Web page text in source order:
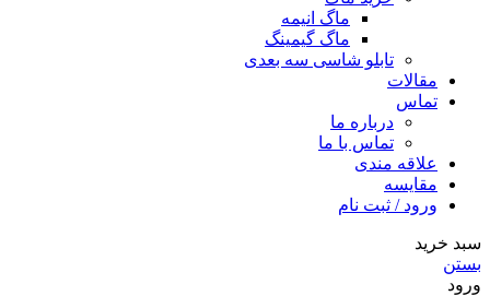
ماگ انیمه
ماگ گیمینگ
تابلو شاسی سه بعدی
مقالات
تماس
درباره ما
تماس با ما
علاقه مندی
مقایسه
ورود / ثبت نام
سبد خرید
بستن
ورود